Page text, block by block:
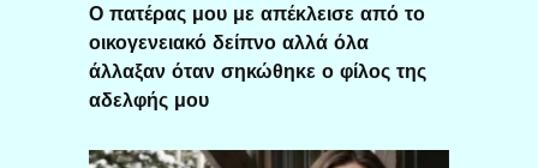
Ο πατέρας μου με απέκλεισε από το
οικογενειακό δείπνο αλλά όλα
άλλαξαν όταν σηκώθηκε ο φίλος της
αδελφής μου